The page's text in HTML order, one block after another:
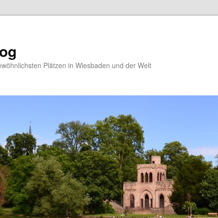
Plätzen in Wiesbaden und der Welt